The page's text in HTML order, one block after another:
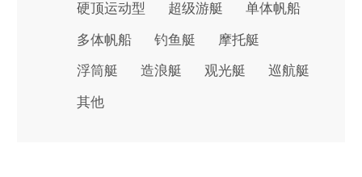
硬顶运动型 超级游艇 单体帆船
多体帆船 钓鱼艇 摩托艇
浮筒艇 造浪艇 观光艇 巡航艇
其他